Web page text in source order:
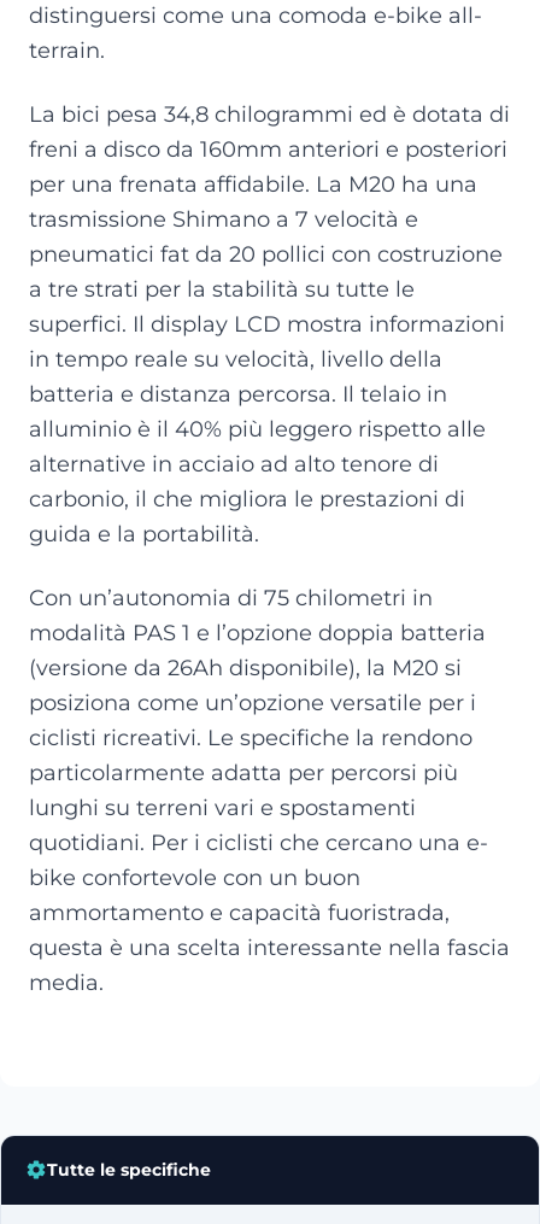
distinguersi come una comoda e-bike all-
terrain.
La bici pesa 34,8 chilogrammi ed è dotata di
freni a disco da 160mm anteriori e posteriori
per una frenata affidabile. La M20 ha una
trasmissione Shimano a 7 velocità e
pneumatici fat da 20 pollici con costruzione
a tre strati per la stabilità su tutte le
superfici. Il display LCD mostra informazioni
in tempo reale su velocità, livello della
batteria e distanza percorsa. Il telaio in
alluminio è il 40% più leggero rispetto alle
alternative in acciaio ad alto tenore di
carbonio, il che migliora le prestazioni di
guida e la portabilità.
Con un’autonomia di 75 chilometri in
modalità PAS 1 e l’opzione doppia batteria
(versione da 26Ah disponibile), la M20 si
posiziona come un’opzione versatile per i
ciclisti ricreativi. Le specifiche la rendono
particolarmente adatta per percorsi più
lunghi su terreni vari e spostamenti
quotidiani. Per i ciclisti che cercano una e-
bike confortevole con un buon
ammortamento e capacità fuoristrada,
questa è una scelta interessante nella fascia
media.
Tutte le specifiche